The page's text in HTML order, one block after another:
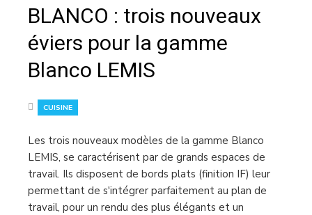
BLANCO : trois nouveaux
éviers pour la gamme
Blanco LEMIS
CUISINE
Les trois nouveaux modèles de la gamme Blanco
LEMIS, se caractérisent par de grands espaces de
travail. Ils disposent de bords plats (finition IF) leur
permettant de s'intégrer parfaitement au plan de
travail, pour un rendu des plus élégants et un